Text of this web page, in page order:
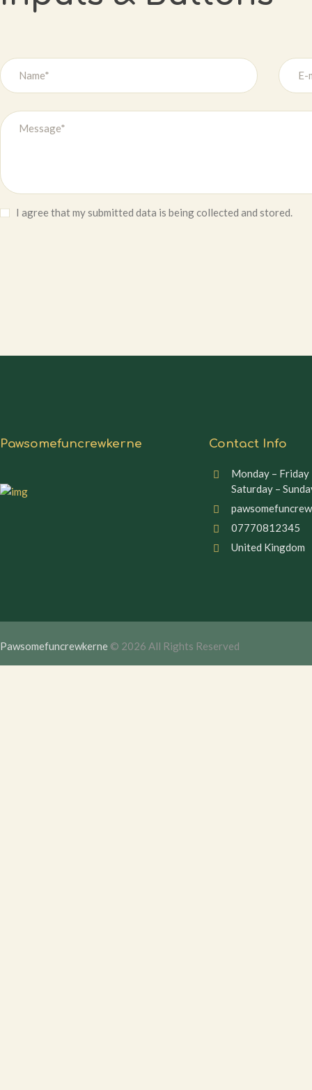
I agree that my submitted data is being collected and stored.
Pawsomefuncrewkerne Contact Info
Monday – Friday
Saturday –
07770812345
United Kingdom
Pawsomefuncrewkerne © 2026 All Rights Reserved